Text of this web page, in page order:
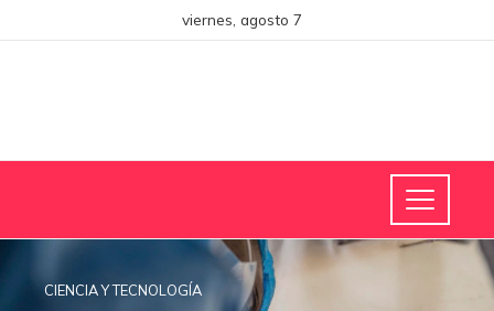
viernes, agosto 7
CIENCIA Y TECNOLOGÍA